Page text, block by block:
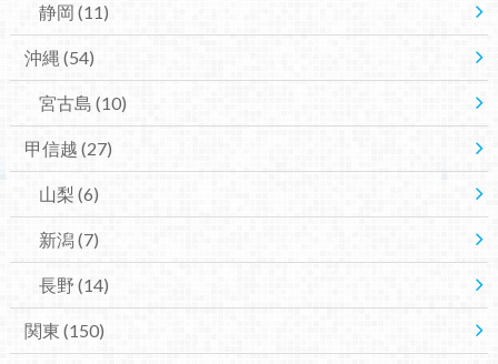
静岡 (11)
沖縄 (54)
宮古島 (10)
甲信越 (27)
山梨 (6)
新潟(7)
長野 (14)
関東 (150)